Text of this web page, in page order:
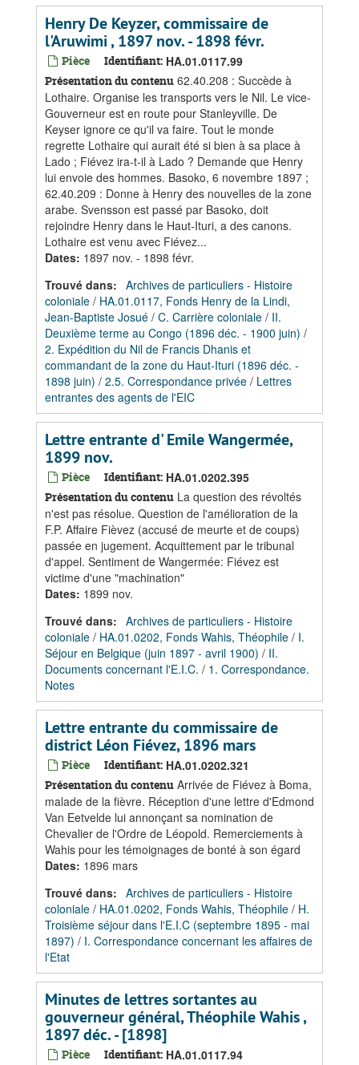
Henry De Keyzer, commissaire de
l'Aruwimi , 1897 nov. - 1898 févr.
Pièce Identifiant: HA.01.0117.99
Présentation du contenu 62.40.208 : Succède à
Lothaire. Organise les transports vers le Nil. Le vice-
Gouverneur est en route pour Stanleyville. De
Keyser ignore ce qu'il va faire. Tout le monde
regrette Lothaire qui aurait été si bien à sa place à
Lado ; Fiévez ira-t-il à Lado ? Demande que Henry
lui envoie des hommes. Basoko, 6 novembre 1897 ;
62.40.209 : Donne à Henry des nouvelles de la zone
arabe. Svensson est passé par Basoko, doit
rejoindre Henry dans le Haut-Ituri, a des canons.
Lothaire est venu avec Fiévez...
Dates: 1897 nov. - 1898 févr.
Trouvé dans: Archives de particuliers - Histoire
coloniale / HA.01.0117, Fonds Henry de la Lindi,
Jean-Baptiste Josué / C. Carrière coloniale / II.
Deuxième terme au Congo (1896 déc. - 1900 juin) /
2. Expédition du Nil de Francis Dhanis et
commandant de la zone du Haut-Ituri (1896 déc. -
1898 juin) / 2.5. Correspondance privée / Lettres
entrantes des agents de l'EIC
Lettre entrante d' Emile Wangermée,
1899 nov.
Pièce Identifiant: HA.01.0202.395
Présentation du contenu La question des révoltés
n'est pas résolue. Question de l'amélioration de la
F.P. Affaire Fièvez (accusé de meurte et de coups)
passée en jugement. Acquittement par le tribunal
d'appel. Sentiment de Wangermée: Fiévez est
victime d'une "machination"
Dates: 1899 nov.
Trouvé dans: Archives de particuliers - Histoire
coloniale / HA.01.0202, Fonds Wahis, Théophile / I.
Séjour en Belgique (juin 1897 - avril 1900) / II.
Documents concernant l'E.I.C. / 1. Correspondance.
Notes
Lettre entrante du commissaire de
district Léon Fiévez, 1896 mars
Pièce Identifiant: HA.01.0202.321
Présentation du contenu Arrivée de Fiévez à Boma,
malade de la fièvre. Réception d'une lettre d'Edmond
Van Eetvelde lui annonçant sa nomination de
Chevalier de l'Ordre de Léopold. Remerciements à
Wahis pour les témoignages de bonté à son égard
Dates: 1896 mars
Trouvé dans: Archives de particuliers - Histoire
coloniale / HA.01.0202, Fonds Wahis, Théophile / H.
Troisième séjour dans l'E.I.C (septembre 1895 - mai
1897) / I. Correspondance concernant les affaires de
l'Etat
Minutes de lettres sortantes au
gouverneur général, Théophile Wahis ,
1897 déc. - [1898]
Pièce Identifiant: HA.01.0117.94